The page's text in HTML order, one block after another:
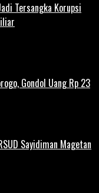
Tersangka Korupsi
Gondol Uang Rp 23
Sayidiman Magetan